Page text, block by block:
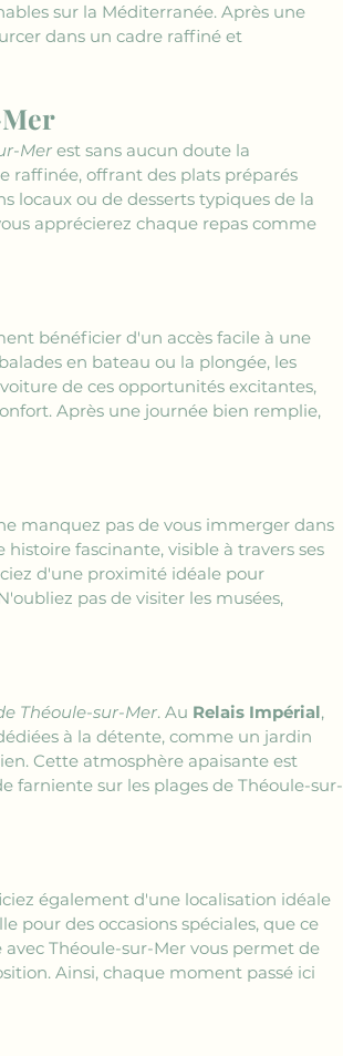
sur la Méditerranée. Après une
dans un cadre raffiné et
Mer est sans aucun doute la
raffinée, offrant des plats préparés
locaux ou de desserts typiques de la
apprécierez chaque repas comme
bénéficier d'un accès facile à une
en bateau ou la plongée, les
de ces opportunités excitantes,
Après une journée bien remplie,
manquez pas de vous immerger dans
fascinante, visible à travers ses
d'une proximité idéale pour
pas de visiter les musées,
Théoule-sur-Mer. Au Relais Impérial,
à la détente, comme un jardin
Cette atmosphère apaisante est
farniente sur les plages de Théoule-sur-
également d'une localisation idéale
pour des occasions spéciales, que ce
Théoule-sur-Mer vous permet de
Ainsi, chaque moment passé ici